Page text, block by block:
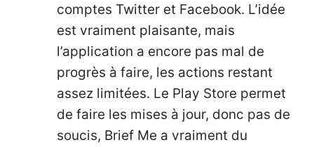
comptes Twitter et Facebook. L’idée
est vraiment plaisante, mais
l’application a encore pas mal de
progrès à faire, les actions restant
assez limitées. Le Play Store permet
de faire les mises à jour, donc pas de
soucis, Brief Me a vraiment du